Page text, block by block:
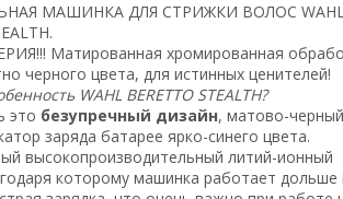
МАШИНКА ДЛЯ СТРИЖКИ ВОЛОС WAHL
Матированная хромированная
черного цвета, для истинных ценителей!
WAHL BERETTO STEALTH?
это безупречный дизайн, матово-
заряда батарее ярко-синего цвета.
высокопроизводительный литий-ионный
которому машинка работает дольше